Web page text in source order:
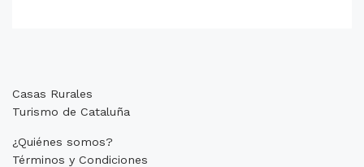
Casas Rurales
Turismo de Cataluña
¿Quiénes somos?
Términos y Condiciones